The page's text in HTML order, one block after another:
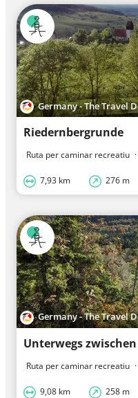
Germany - The Travel
Riedernbergrunde
Ruta per caminar recreatiu ·
7,93 km 276 m
Germany - The Travel
Unterwegs
Ruta per caminar recreatiu ·
9,08 km 258 m